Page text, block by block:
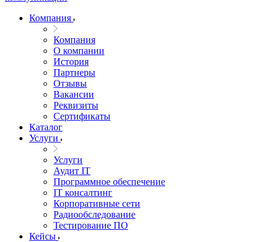
Компания
Компания
О компании
История
Партнеры
Отзывы
Вакансии
Реквизиты
Сертификаты
Каталог
Услуги
Услуги
Аудит IT
Программное обеспечение
IT консалтинг
Корпоративные сети
Радиообследование
Тестирование ПО
Кейсы